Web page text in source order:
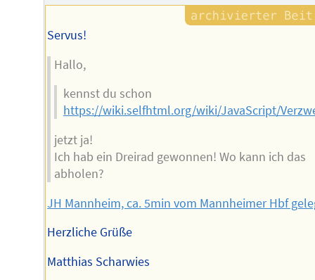
Servus!
Hallo,
kennst du schon
https://wiki.selfhtml.org/wiki/JavaScript/
jetzt ja!
Ich hab ein Dreirad gewonnen! Wo kann ich das
abholen?
JH Mannheim, ca. 5min vom Mannheimer Hbf
Herzliche Grüße
Matthias Scharwies